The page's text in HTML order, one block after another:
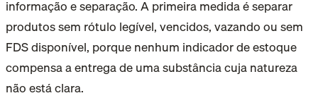
informação e separação. A primeira medida é separar
produtos sem rótulo legível, vencidos, vazando ou sem
FDS disponível, porque nenhum indicador de estoque
compensa a entrega de uma substância cuja natureza
não está clara.